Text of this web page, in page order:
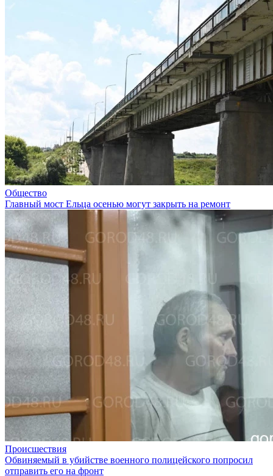
Общество
Главный мост Ельца осенью могут закрыть на ремонт
Происшествия
Обвиняемый в убийстве военного полицейского попросил
отправить его на фронт